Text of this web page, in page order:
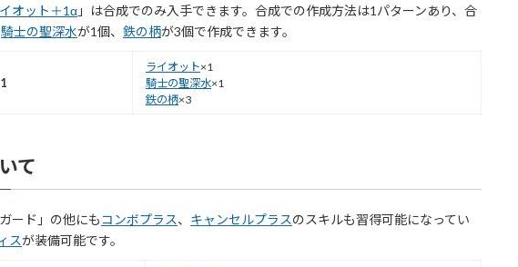
オット＋1α 」は合成でのみ入手できます。合成での作成方法は1パターンあり、合
騎士の聖深水が1個、 鉄の柄が3個で作成できます。
ライオット×1
騎士の聖深水×1
鉄の柄×3
て
ード」の他にもコンボプラス、 キャンセルプラスのスキルも習得可能になってい
スが装備可能です。